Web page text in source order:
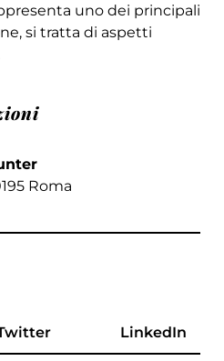
uno dei principali
si tratta di aspetti
Roma
LinkedIn